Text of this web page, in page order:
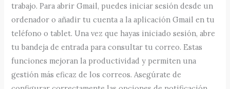
trabajo. Para abrir Gmail, puedes iniciar sesión desde un
ordenador o añadir tu cuenta a la aplicación Gmail en tu
teléfono o tablet. Una vez que hayas iniciado sesión, abre
tu bandeja de entrada para consultar tu correo. Estas
funciones mejoran la productividad y permiten una
gestión más eficaz de los correos. Asegúrate de